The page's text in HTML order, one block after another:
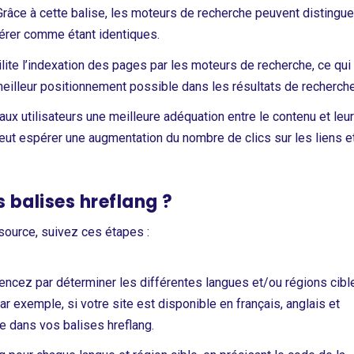
à cette balise, les moteurs de recherche peuvent
comme étant identiques.
l’indexation des pages par les moteurs de recherche, ce qui
positionnement possible dans les résultats de
utilisateurs une meilleure adéquation entre le contenu et
espérer une augmentation du nombre de clics sur les liens
balises hreflang ?
suivez ces étapes :
par déterminer les différentes langues et/ou régions
exemple, si votre site est disponible en français, anglais et
dans vos balises hreflang.